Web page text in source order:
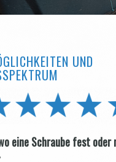
UND
eine Schraube fest